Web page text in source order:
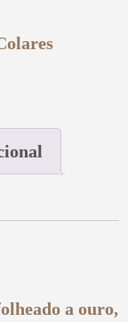
a ouro,